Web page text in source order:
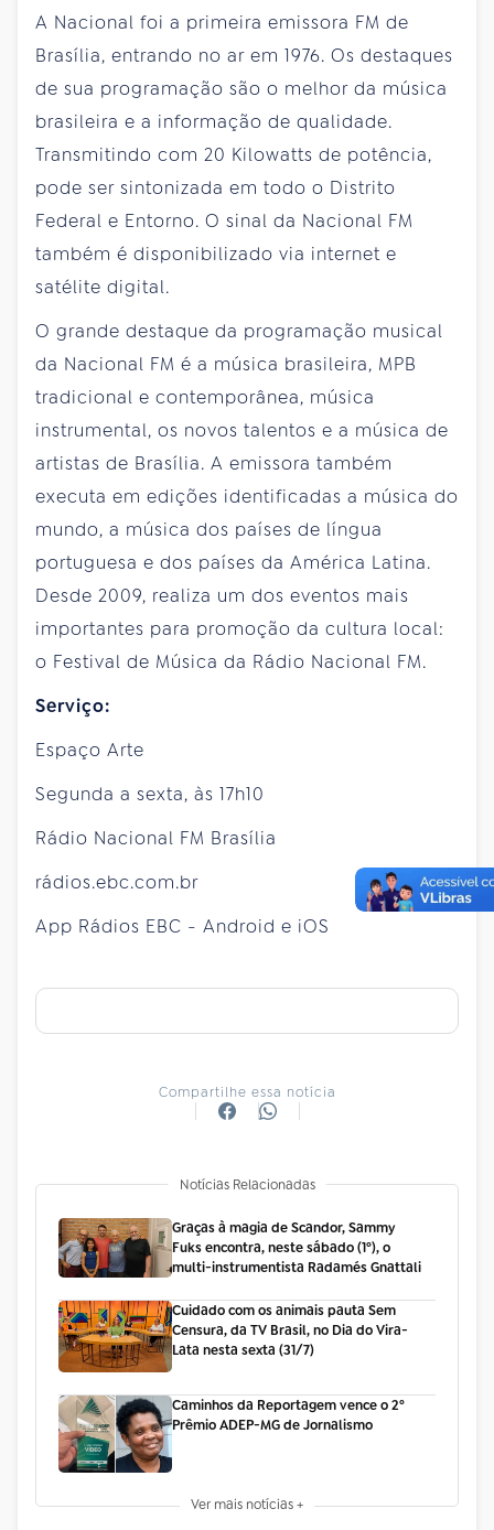
A Nacional foi a primeira emissora FM de
Brasília, entrando no ar em 1976. Os destaques
de sua programação são o melhor da música
brasileira e a informação de qualidade.
Transmitindo com 20 Kilowatts de potência,
pode ser sintonizada em todo o Distrito
Federal e Entorno. O sinal da Nacional FM
também é disponibilizado via internet e
satélite digital.
O grande destaque da programação musical
da Nacional FM é a música brasileira, MPB
tradicional e contemporânea, música
instrumental, os novos talentos e a música de
artistas de Brasília. A emissora também
executa em edições identificadas a música do
mundo, a música dos países de língua
portuguesa e dos países da América Latina.
Desde 2009, realiza um dos eventos mais
importantes para promoção da cultura local:
o Festival de Música da Rádio Nacional FM.
Serviço:
Espaço Arte
Segunda a sexta, às 17h10
Rádio Nacional FM Brasília
rádios.ebc.com.br
App Rádios EBC - Android e iOS
Compartilhe essa notícia
Notícias Relacionadas
Graças à magia de Scandor, Sammy
Fuks encontra, neste sábado (1º), o
multi-instrumentista Radamés Gnattali
Cuidado com os animais pauta Sem
Censura, da TV Brasil, no Dia do Vira-
Lata nesta sexta (31/7)
Caminhos da Reportagem vence o 2º
Prêmio ADEP-MG de Jornalismo
Ver mais notícias +